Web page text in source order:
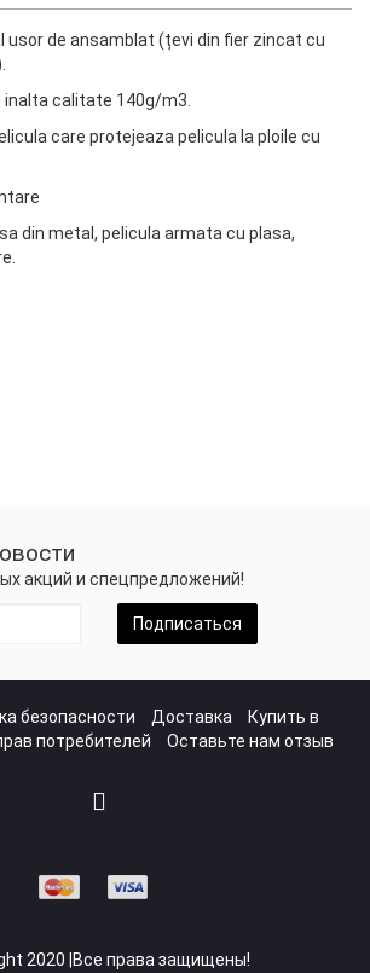
usor de ansamblat (țevi din fier zincat cu
inalta calitate 140g/m3.
care protejeaza pelicula la ploile cu
din metal, pelicula armata cu plasa,
акций и спецпредложений!
Подписаться
безопасности Доставка
Купить в
потребителей Оставьте нам отзыв
2020 |Все права защищены!